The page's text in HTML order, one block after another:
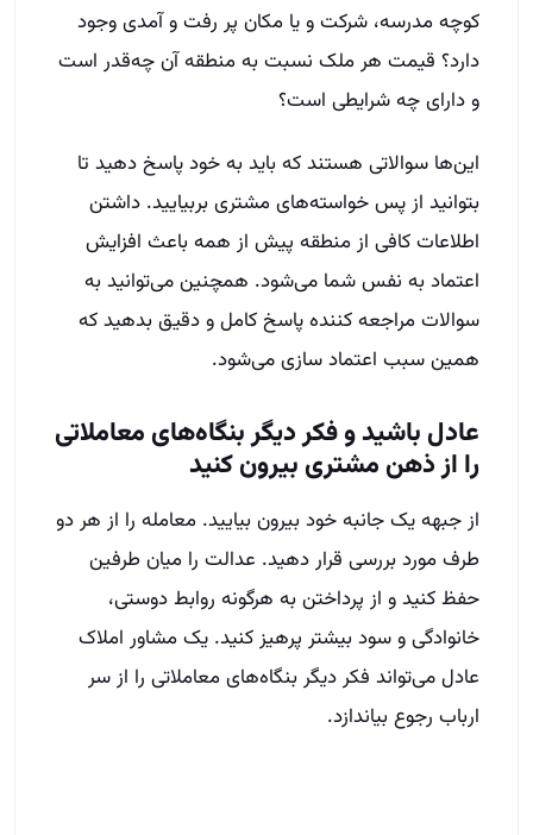
کوچه مدرسه، شرکت و یا مکان پر رفت و آمدی وجود
دارد؟ قیمت هر ملک نسبت به منطقه آن چه‌قدر است
و دارای چه شرایطی است؟
این‌ها سوالاتی هستند که باید به خود پاسخ دهید تا
بتوانید از پس خواسته‌های مشتری بربیایید. داشتن
اطلاعات کافی از منطقه پیش از همه باعث افزایش
اعتماد به نفس شما می‌شود. همچنین می‌توانید به
سوالات مراجعه کننده پاسخ کامل و دقیق بدهید که
همین سبب اعتماد سازی می‌شود.
عادل باشید وفکر دیگر بنگاه‌های معاملاتی
را از ذهن مشتری بیرون کنید
از جبهه یک جانبه خود بیرون بیایید. معامله را از هر دو
طرف مورد بررسی قرار دهید. عدالت را میان طرفین
حفظ کنید و از پرداختن به هرگونه روابط دوستی،
خانوادگی و سود بیشتر پرهیز کنید. یک مشاور املاک
عادل می‌تواند فکر دیگر بنگاه‌های معاملاتی را از سر
ارباب رجوع بیاندازد.